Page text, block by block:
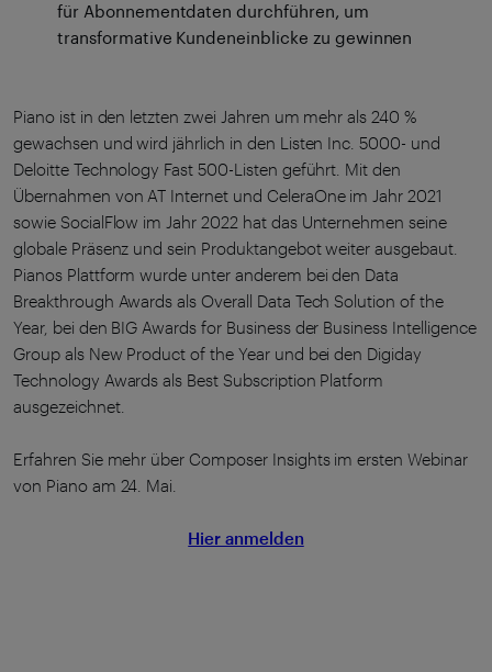
für Abonnementdaten durchführen, um
transformative Kundeneinblicke zu gewinnen
Piano ist in den letzten zwei Jahren um mehr als 240 %
gewachsen und wird jährlich in den Listen Inc. 5000- und
Deloitte Technology Fast 500-Listen geführt. Mit den
Übernahmen von AT Internet und CeleraOne im Jahr 2021
sowie SocialFlow im Jahr 2022 hat das Unternehmen seine
globale Präsenz und sein Produktangebot weiter ausgebaut.
Pianos Plattform wurde unter anderem bei den Data
Breakthrough Awards als Overall Data Tech Solution of the
Year, bei den BIG Awards for Business der Business Intelligence
Group als New Product of the Year und bei den Digiday
Technology Awards als Best Subscription Platform
ausgezeichnet.
Erfahren Sie mehr über Composer Insights im ersten Webinar
von Piano am 24. Mai.
Hier anmelden